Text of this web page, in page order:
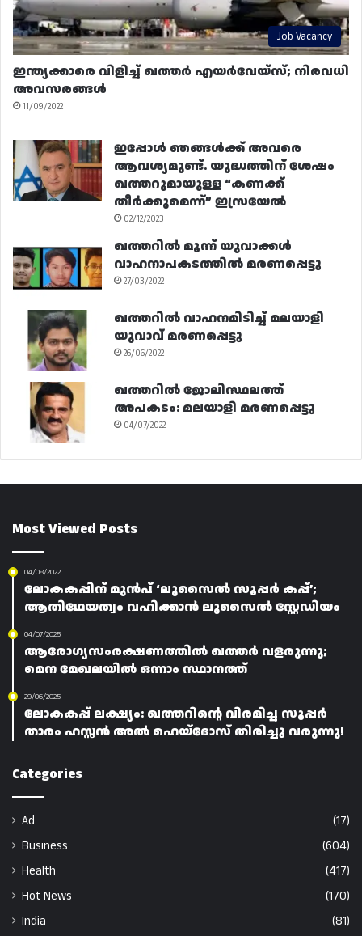
Job Vacancy
ഇന്ത്യക്കാരെ വിളിച്ച് ഖത്തർ എയർവേയ്‌സ്; നിരവധി
അവസരങ്ങൾ
11/09/2022
ഇപ്പോൾ ഞങ്ങൾക്ക് അവരെ
ആവശ്യമുണ്ട്. യുദ്ധത്തിന് ശേഷം
ഖത്തറുമായുള്ള “കണക്ക്
തീർക്കുമെന്ന്” ഇസ്രയേൽ
02/12/2023
ഖത്തറിൽ മൂന്ന് യുവാക്കൾ
വാഹനാപകടത്തിൽ മരണപ്പെട്ടു
27/03/2022
ഖത്തറിൽ വാഹനമിടിച്ച് മലയാളി
യുവാവ് മരണപ്പെട്ടു
26/06/2022
ഖത്തറിൽ ജോലിസ്ഥലത്ത്
അപകടം: മലയാളി മരണപ്പെട്ടു
04/07/2022
Most Viewed Posts
04/08/2022
ലോകകപ്പിന് മുൻപ് ‘ലുസൈൽ സൂപ്പർ കപ്പ്’;
ആതിഥേയത്വം വഹിക്കാൻ ലുസൈൽ സ്റ്റേഡിയം
04/07/2025
ആരോഗ്യസംരക്ഷണത്തിൽ ഖത്തർ വളരുന്നു;
മെന മേഖലയിൽ ഒന്നാം സ്ഥാനത്ത്
29/06/2025
ലോകകപ്പ് ലക്ഷ്യം: ഖത്തറിന്റെ വിരമിച്ച സൂപ്പർ
താരം ഹസ്സൻ അൽ ഹെയ്‌ദോസ് തിരിച്ചു വരുന്നു!
Categories
Ad
(17)
Business
(604)
Health
(417)
Hot News
(170)
India
(81)